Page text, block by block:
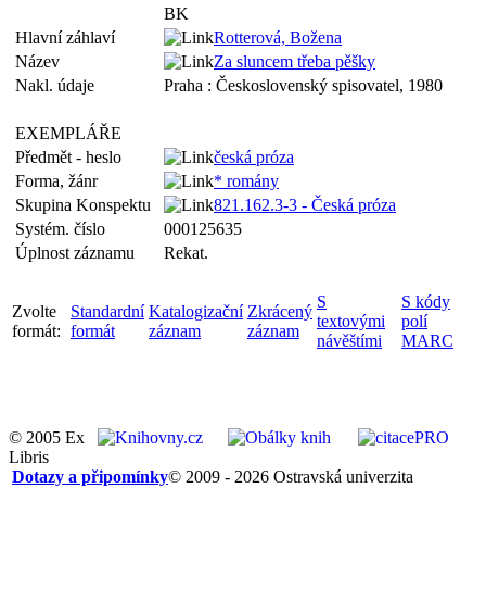
BK
Hlavní záhlaví
Rotterová, Božena
Název
Za sluncem třeba pěšky
Nakl. údaje
Praha : Československý spisovatel, 1980
EXEMPLÁŘE
Předmět - heslo
česká próza
Forma, žánr
* romány
Skupina Konspektu
821.162.3-3 - Česká próza
Systém. číslo
000125635
Úplnost záznamu
Rekat.
Zvolte
formát:
Standardní
formát
Katalogizační
záznam
Zkrácený
záznam
S
textovými
návěštími
S kódy
polí
MARC
© 2005 Ex
Libris
© 2009 - 2026 Ostravská univerzita
Dotazy a připomínky